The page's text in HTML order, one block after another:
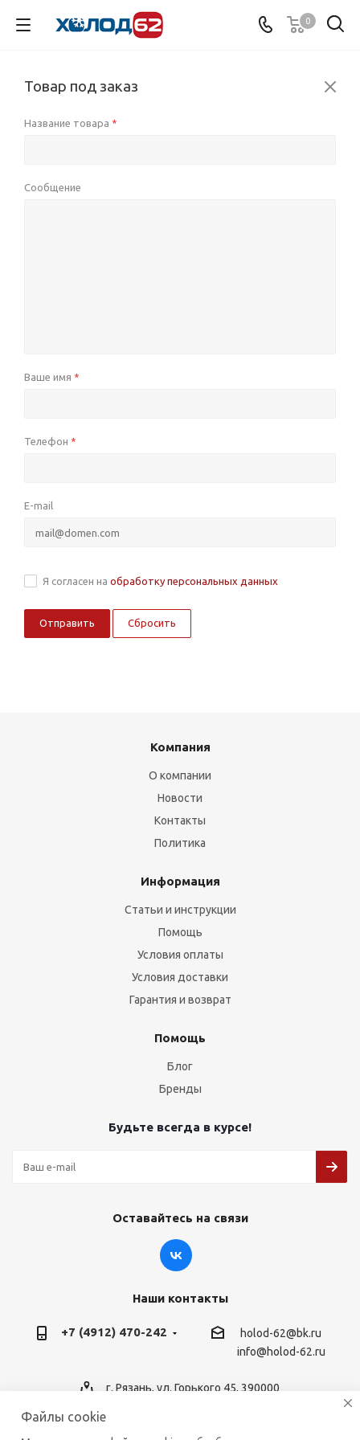
0
Товар под заказ
Название товара *
Сообщение
Ваше имя *
Телефон *
E-mail
Я согласен на обработку персональных данных
Сбросить
Компания
О компании
Новости
Контакты
Политика
Информация
Статьи и инструкции
Помощь
Условия оплаты
Условия доставки
Гарантия и возврат
Помощь
Блог
Бренды
Будьте всегда в курсе!
Оставайтесь на связи
Наши контакты
+7 (4912) 470-242
holod-62@bk.ru
info@holod-62.ru
г. Рязань, ул. Горького 45, 390000
Файлы cookie